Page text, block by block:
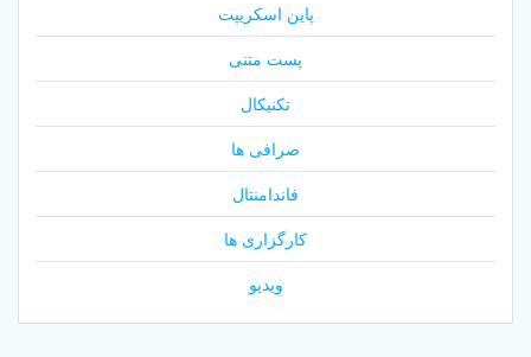
پاین اسکریپت
پست متنی
تکنیکال
صرافی ها
فاندامنتال
کارگزاری ها
ویدیو